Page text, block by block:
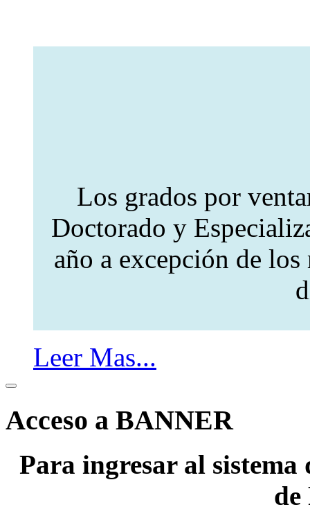
Los grados por
Doctorado y
año a excepción de
Leer Mas...
Acceso a BANNER
Para ingresar al
de